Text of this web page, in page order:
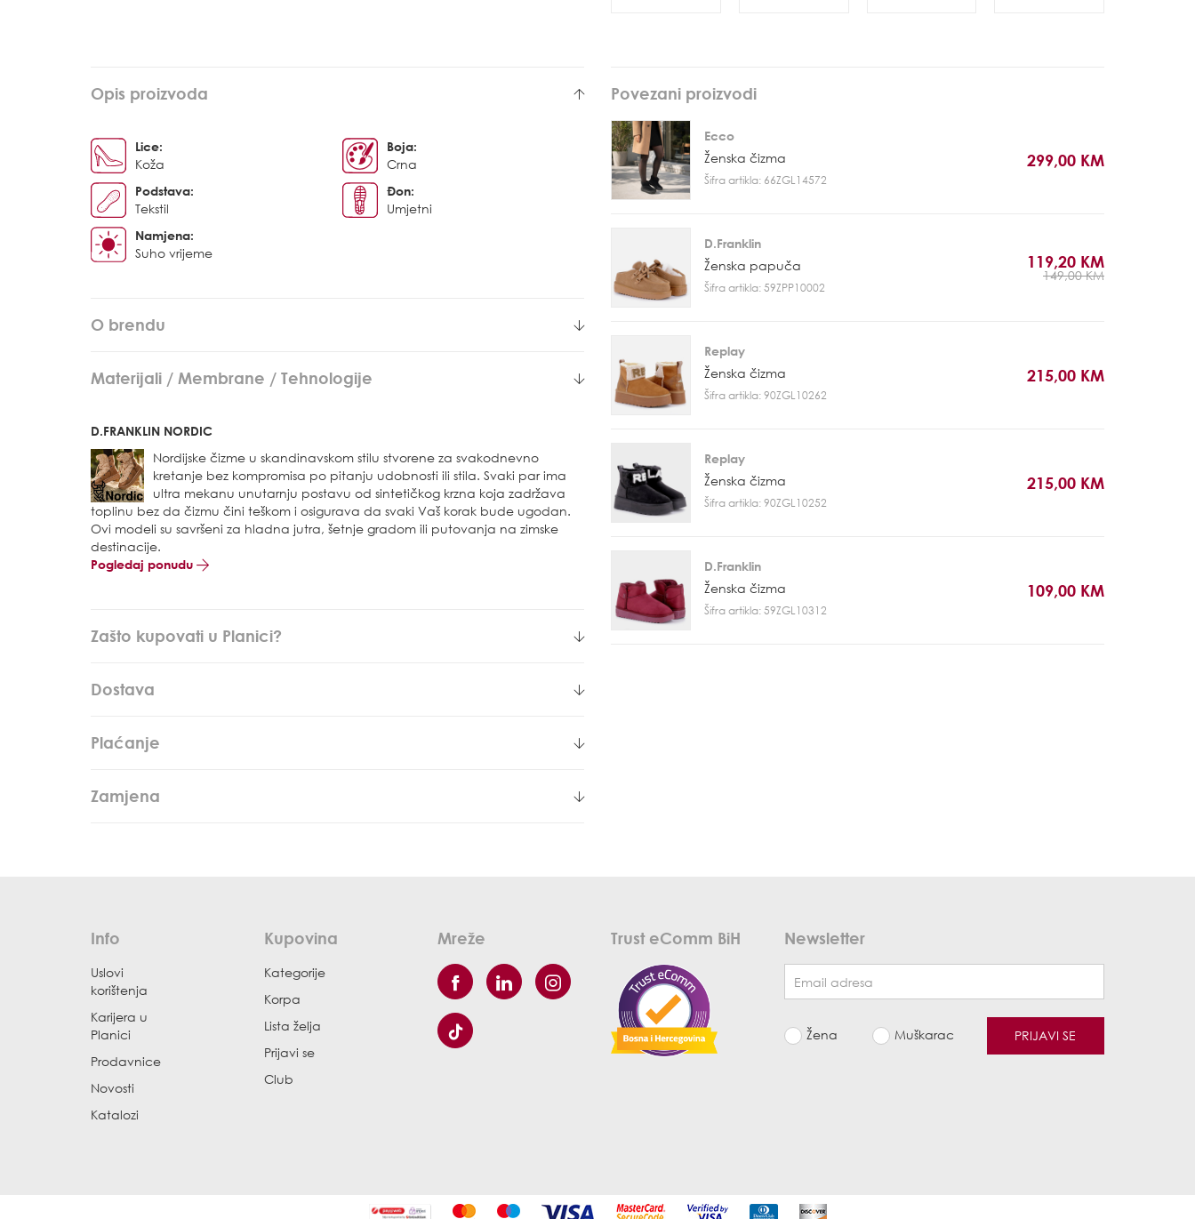
Opis proizvoda
Lice:
Koža
Boja:
Crna
Podstava:
Tekstil
Đon:
Umjetni
Namjena:
Suho vrijeme
O brendu
Materijali / Membrane / Tehnologije
D.FRANKLIN NORDIC
Nordijske čizme u skandinavskom stilu stvorene za svakodnevno
kretanje bez kompromisa po pitanju udobnosti ili stila. Svaki par ima
ultra mekanu unutarnju postavu od sintetičkog krzna koja zadržava
toplinu bez da čizmu čini teškom i osigurava da svaki Vaš korak bude ugodan.
Ovi modeli su savršeni za hladna jutra, šetnje gradom ili putovanja na zimske
destinacije.
Pogledaj ponudu
Zašto kupovati u Planici?
Dostava
Plaćanje
Zamjena
Povezani proizvodi
Ecco
Ženska čizma
Šifra artikla: 66ZGL14572
299,00 KM
D.Franklin
Ženska papuča
Šifra artikla: 59ZPP10002
119,20 KM
149,00 KM
Replay
Ženska čizma
Šifra artikla: 90ZGL10262
215,00 KM
Replay
Ženska čizma
Šifra artikla: 90ZGL10252
215,00 KM
D.Franklin
Ženska čizma
Šifra artikla: 59ZGL10312
109,00 KM
Info
Uslovi
korištenja
Karijera u
Planici
Prodavnice
Novosti
Katalozi
Kupovina
Kategorije
Korpa
Lista želja
Prijavi se
Club
Mreže Trust eComm BiH Newsletter
Žena Muškarac PRIJAVI SE